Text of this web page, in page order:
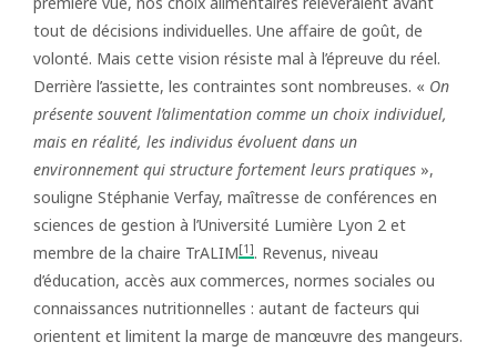
tout de décisions individuelles. Une affaire de goût, de
volonté. Mais cette vision résiste mal à l’épreuve du réel.
Derrière l’assiette, les contraintes sont nombreuses. « On
présente souvent l’alimentation comme un choix individuel,
mais en réalité, les individus évoluent dans un
environnement qui structure fortement leurs pratiques »,
souligne Stéphanie Verfay, maîtresse de conférences en
sciences de gestion à l’Université Lumière Lyon 2 et
membre de la chaire TrALIM[1]. Revenus, niveau
d’éducation, accès aux commerces, normes sociales ou
connaissances nutritionnelles : autant de facteurs qui
orientent et limitent la marge de manœuvre des mangeurs.